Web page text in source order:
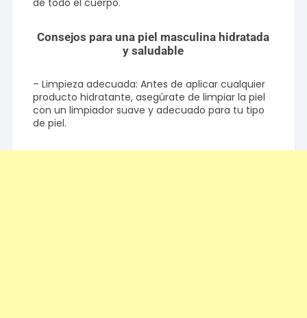
de todo el cuerpo.
Consejos para una piel masculina hidratada
y saludable
– Limpieza adecuada: Antes de aplicar cualquier
producto hidratante, asegúrate de limpiar la piel
con un limpiador suave y adecuado para tu tipo
de piel.